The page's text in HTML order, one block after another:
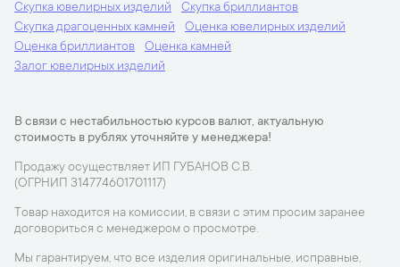
Скупка ювелирных изделий
Скупка бриллиантов
Скупка драгоценных камней
Оценка ювелирных изделий
Оценка бриллиантов
Оценка камней
Залог ювелирных изделий
В связи с нестабильностью курсов валют, актуальную
стоимость в рублях уточняйте у менеджера!
Продажу осуществляет ИП ГУБАНОВ С.В.
(ОГРНИП 314774601701117)
Товар находится на комиссии, в связи с этим просим заранее
договориться с менеджером о просмотре.
Мы гарантируем, что все изделия оригинальные, исправные,